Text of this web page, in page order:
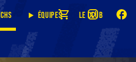
Équipes Le club